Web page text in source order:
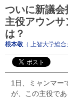
ついに新議会
主役アウン
は？
根本敬 （ 上智大学総
1日、ミャンマー
が、この主役で